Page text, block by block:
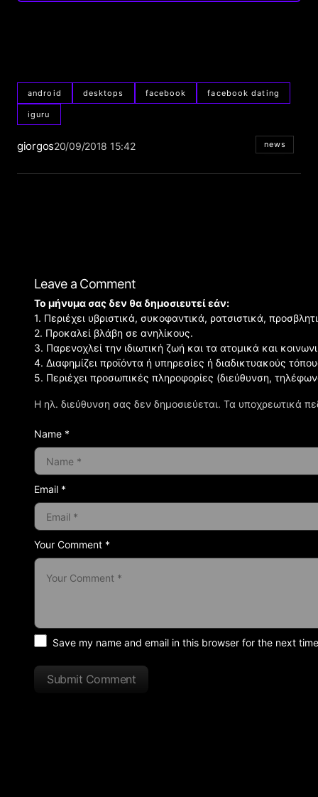
android desktops facebook facebook dating
iguru
giorgos20/09/2018 15:42 news
Leave a Comment
Η ηλ. διεύθυνση σας δεν δημοσιεύεται. Τα υποχρεωτικά
Your Comment *
Το μήνυμα σας δεν θα δημοσιευτεί εάν:
1. Περιέχει υβριστικά, συκοφαντικά, ρατσιστικά,
2. Προκαλεί βλάβη σε ανηλίκους.
3. Παρενοχλεί την ιδιωτική ζωή και τα ατομικά και
4. Διαφημίζει προϊόντα ή υπηρεσίες ή διαδικτυακούς
5. Περιέχει προσωπικές πληροφορίες (διεύθυνση,
Name *
Email *
Save my name and email in this browser for the next
Submit Comment